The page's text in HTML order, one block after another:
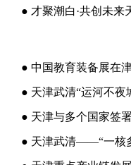
● 中国教育装备展在
● 天津武清“运河不夜
● 天津与多个国家签
● 天津武清——“一核